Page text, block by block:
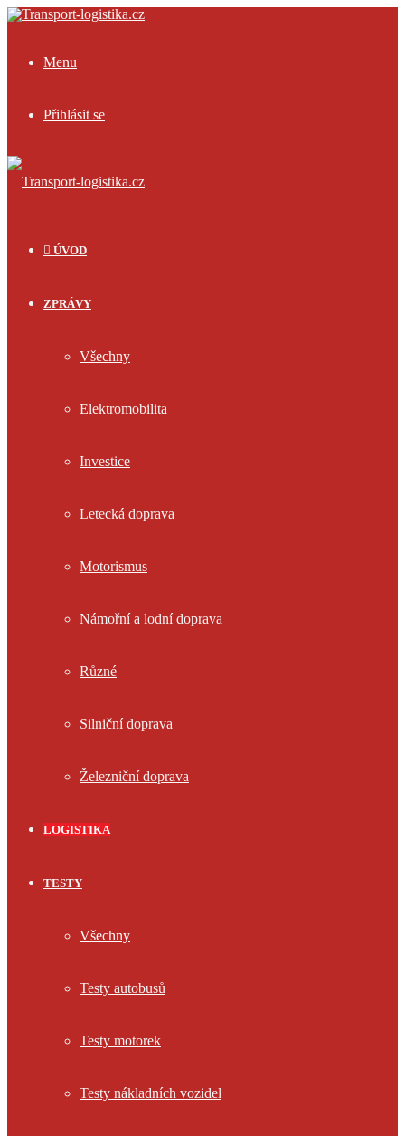
Menu
Přihlásit se
ÚVOD
ZPRÁVY
Všechny
Elektromobilita
Investice
Letecká doprava
Motorismus
Námořní a lodní doprava
Různé
Silniční doprava
Železniční doprava
LOGISTIKA
TESTY
Všechny
Testy autobusů
Testy motorek
Testy nákladních vozidel